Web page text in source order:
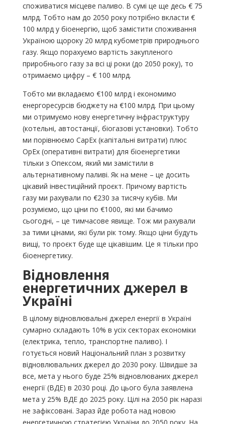
споживатися місцеве паливо. В сумі це ще десь € 75
млрд. Тобто нам до 2050 року потрібно вкласти €
100 млрд у біоенергію, щоб замістити споживання
Україною щороку 20 млрд кубометрів природнього
газу. Якщо порахуємо вартість закупленого
приробнього газу за всі ці роки (до 2050 року), то
отримаємо цифру – € 100 млрд.
Тобто ми вкладаємо €100 млрд і економимо
енергоресурсів бюджету на €100 млрд. При цьому
ми отримуємо нову енергетичну інфраструктуру
(котельні, автостанції, біогазові установки). Тобто
ми порівнюємо CapEx (капітальні витрати) плюс
OpEx (оперативні витрати) для біоенергетики
тільки з Опексом, який ми замістили в
альтернативному паливі. Як на мене – це досить
цікавий інвестиційний проєкт. Причому вартість
газу ми рахували по €230 за тисячу кубів. Ми
розуміємо, що ціни по €1000, які ми бачимо
сьогодні, – це тимчасове явище. Тож ми рахували
за тими цінами, які були рік тому. Якщо ціни будуть
вищі, то проєкт буде ще цікавішим. Це я тільки про
біоенергетику.
Відновлення
енергетичних джерел в
Україні
В цілому відновлювальні джерел енергії в Україні
сумарно складають 10% в усіх секторах економіки
(електрика, тепло, транспортне паливо). І
готується новий Національний план з розвитку
відновлювальних джерел до 2030 року. Швидше за
все, мета у нього буде 25% відновлюваних джерел
енергії (ВДЕ) в 2030 році. До цього була заявлена
мета у 25% ВДЕ до 2025 року. Цілі на 2050 рік наразі
не зафіксовані. Зараз йде робота над новою
енергетичною стратегією України до 2050 року. На